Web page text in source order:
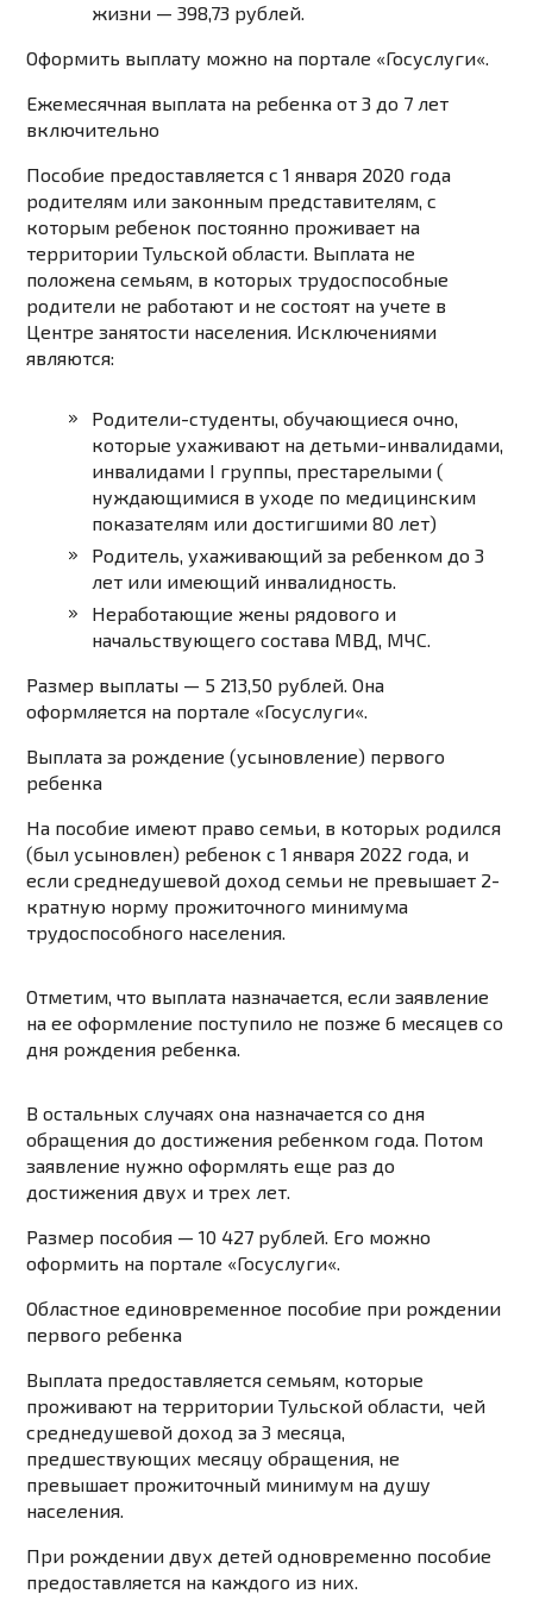
жизни — 398,73 рублей.
Оформить выплату можно на портале «Госуслуги«.
Ежемесячная выплата на ребенка от 3 до 7 лет
включительно
Пособие предоставляется с 1 января 2020 года
родителям или законным представителям, с
которым ребенок постоянно проживает на
территории Тульской области. Выплата не
положена семьям, в которых трудоспособные
родители не работают и не состоят на учете в
Центре занятости населения. Исключениями
являются:
Родители-студенты, обучающиеся очно,
которые ухаживают на детьми-инвалидами,
инвалидами I группы, престарелыми (
нуждающимися в уходе по медицинским
показателям или достигшими 80 лет)
Родитель, ухаживающий за ребенком до 3
лет или имеющий инвалидность.
Неработающие жены рядового и
начальствующего состава МВД, МЧС.
Размер выплаты — 5 213,50 рублей. Она
оформляется на портале «Госуслуги«.
Выплата за рождение (усыновление) первого
ребенка
На пособие имеют право семьи, в которых родился
(был усыновлен) ребенок с 1 января 2022 года, и
если среднедушевой доход семьи не превышает 2-
кратную норму прожиточного минимума
трудоспособного населения.
Отметим, что выплата назначается, если заявление
на ее оформление поступило не позже 6 месяцев со
дня рождения ребенка.
В остальных случаях она назначается со дня
обращения до достижения ребенком года. Потом
заявление нужно оформлять еще раз до
достижения двух и трех лет.
Размер пособия — 10 427 рублей. Его можно
оформить на портале «Госуслуги«.
Областное единовременное пособие при рождении
первого ребенка
Выплата предоставляется семьям, которые
проживают на территории Тульской области, чей
среднедушевой доход за 3 месяца,
предшествующих месяцу обращения, не
превышает прожиточный минимум на душу
населения.
При рождении двух детей одновременно пособие
предоставляется на каждого из них.